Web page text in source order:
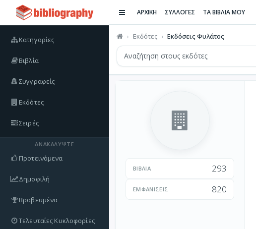
Κατηγορίες
Βιβλία
Συγγραφείς
Εκδότες
Σειρές
ΑΝΑΚΑΛΎΨΤΕ
Προτεινόμενα
Δημοφιλή
Βραβευμένα
Τελευταίες Κυκλοφορίες
ΑΡΧΙΚΗ ΣΥΛΛΟΓΕΣ ΤΑ ΒΙΒΛΙΑ ΜΟΥ
Εκδότες Εκδόσεις Φυλάτος
ΒΙΒΛΊΑ 293
ΕΜΦΑΝΊΣΕΙΣ 820